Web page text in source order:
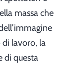
massa che
di lavoro, la
di questa